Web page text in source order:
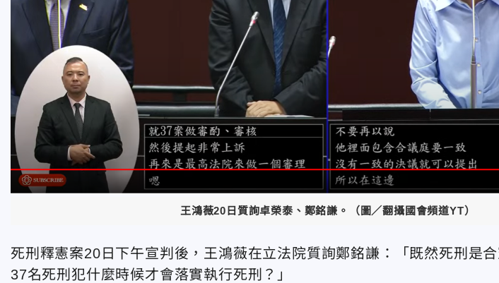
王鴻薇20日質詢卓榮泰、鄭銘謙。（圖／翻攝國會頻道YT）
死刑釋憲案20日下午宣判後，王鴻薇在立法院質詢鄭銘謙：「既然死刑是
37名死刑犯什麼時候才會落實執行死刑？」